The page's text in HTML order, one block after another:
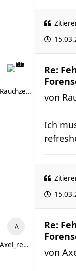
Rauchzeichen
Re:
von
Ich
Axel_rennt
Re:
von